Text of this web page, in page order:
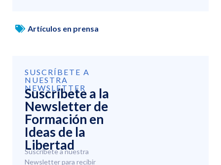
Artículos en prensa
SUSCRÍBETE A
NUESTRA
NEWSLETTER
Suscríbete a la
Newsletter de
Formación en
Ideas de la
Libertad
Suscríbete a nuestra
Newsletter para recibir